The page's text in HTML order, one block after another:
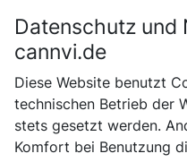
Startseite BIO NOVA
Bio Nova BN-ZYM, 1L
Bitte bestätige dein
Bist du schon 18 Jahre
Datenschutz und
cannvi.de
Diese Website benutzt
technischen Betrieb der
stets gesetzt werden.
Komfort bei Benutzung